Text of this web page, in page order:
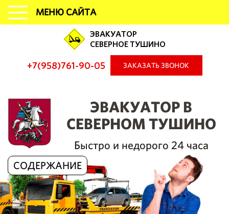
МЕНЮ САЙТА
ЭВАКУАТОР
СЕВЕРНОЕ ТУШИНО
+7(958)761-90-05 ЗАКАЗАТЬ ЗВОНОК
ЭВАКУАТОР В
СЕВЕРНОМ ТУШИНО
Быстро и недорого 24 часа
СОДЕРЖАНИЕ